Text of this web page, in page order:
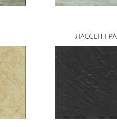
ЛАССЕН